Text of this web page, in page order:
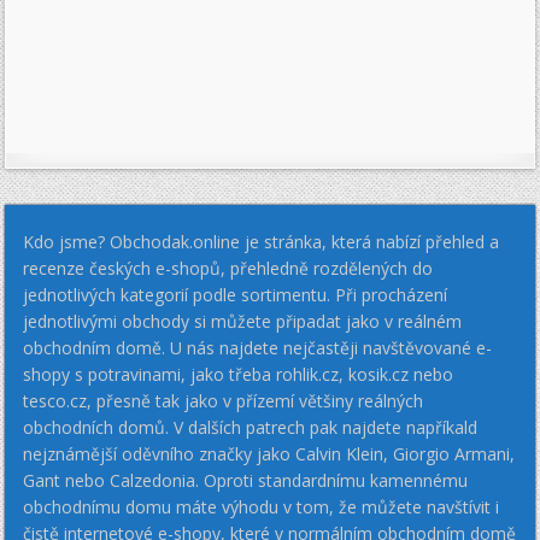
Kdo jsme? Obchodak.online je stránka, která nabízí přehled a
recenze českých e-shopů, přehledně rozdělených do
jednotlivých kategorií podle sortimentu. Při procházení
jednotlivými obchody si můžete připadat jako v reálném
obchodním domě. U nás najdete nejčastěji navštěvované e-
shopy s potravinami, jako třeba rohlik.cz, kosik.cz nebo
tesco.cz, přesně tak jako v přízemí většiny reálných
obchodních domů. V dalších patrech pak najdete napříkald
nejznámější oděvního značky jako Calvin Klein, Giorgio Armani,
Gant nebo Calzedonia. Oproti standardnímu kamennému
obchodnímu domu máte výhodu v tom, že můžete navštívit i
čistě internetové e-shopy, které v normálním obchodním domě